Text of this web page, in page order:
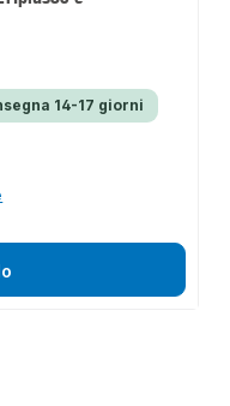
14-17 giorni